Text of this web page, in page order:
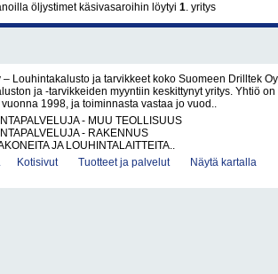
öljystimet käsivasaroihin löytyi 1. yritys
– Louhintakalusto ja tarvikkeet koko Suomeen Drilltek
ja -tarvikkeiden myyntiin keskittynyt yritys. Yhtiö on
1998, ja toiminnasta vastaa jo vuod..
- MUU TEOLLISUUS
- RAKENNUS
JA LOUHINTALAITTEITA..
Kotisivut Tuotteet ja palvelut Näytä kartalla